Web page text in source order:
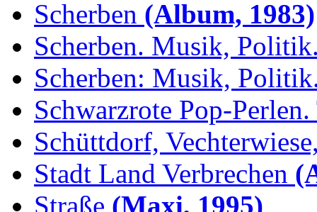
Scherben (Album, 1983)
Scherben. Musik,
Scherben: Musik,
Schwarzrote Pop-
Schüttdorf,
Stadt Land Verbrechen
Straße (Maxi, 1995)